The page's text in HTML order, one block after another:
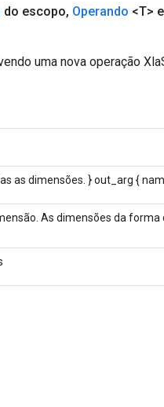
do escopo, Operando <T>
uma nova operação
as dimensões. } out_arg {
As dimensões da forma